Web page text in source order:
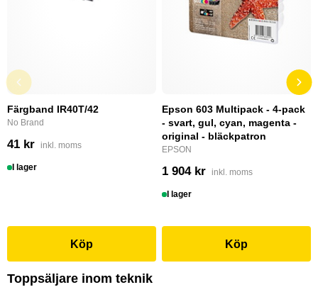
Färgband IR40T/42
No Brand
41 kr inkl. moms
I lager
Köp
Epson 603 Multipack - 4-pack
- svart, gul, cyan, magenta -
original - bläckpatron
EPSON
1 904 kr inkl. moms
I lager
Köp
Toppsäljare inom teknik